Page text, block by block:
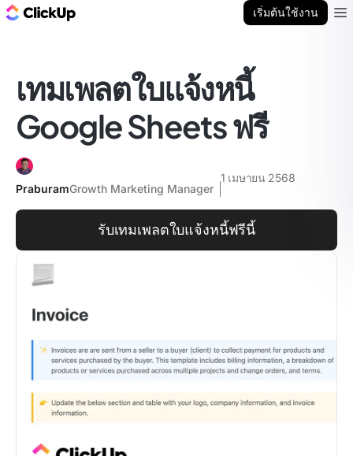
เริ่มต้นใช้งาน
เทมเพลตใบแจ้งหนี้
Google Sheets ฟรี
PraburamGrowth Marketing Manager
1 เมษายน 2568
รับเทมเพลตใบแจ้งหนี้ฟรีนี้